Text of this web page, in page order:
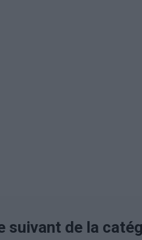
suivant de la